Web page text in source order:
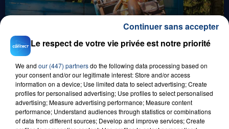
8 août 2026
GAGNEZ VOS ENTRÉES EN FAMILLE À
BAGATELLE !
Le respect de votre vie privée est notre priorité
We and our (447) partnersdo the following data processing based on
your consent and/or our legitimate interest: Store and/or access
information on a device; Use limited data to select advertising; Create
profiles for personalised advertising; Use profiles to select personalised
advertising; Measure advertising performance; Measure content
performance; Understand audiences through statistics or combinations
of data from different sources; Develop and improve services; Create
Continuer sans accepter